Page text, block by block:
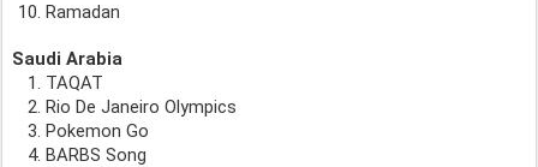
Ramadan
Saudi Arabia
TAQAT
Rio De Janeiro Olympics
Pokemon Go
BARBS Song